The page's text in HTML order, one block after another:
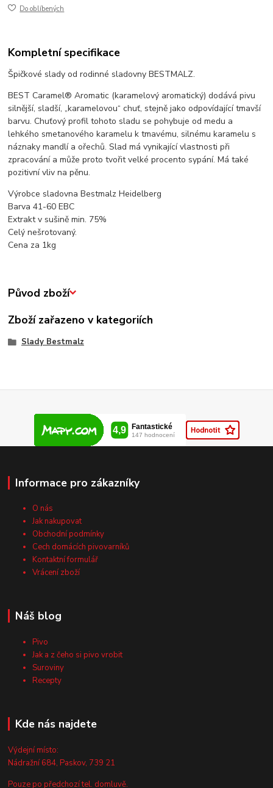
Do oblíbených
Kompletní specifikace
Špičkové slady od rodinné sladovny BESTMALZ.
BEST Caramel® Aromatic (karamelový aromatický) dodává pivu
silnější, sladší, „karamelovou“ chuť, stejně jako odpovídající tmavší
barvu. Chuťový profil tohoto sladu se pohybuje od medu a
lehkého smetanového karamelu k tmavému, silnému karamelu s
náznaky mandlí a ořechů. Slad má vynikající vlastnosti při
zpracování a může proto tvořit velké procento sypání. Má také
pozitivní vliv na pěnu.
Výrobce sladovna Bestmalz Heidelberg
Barva 41-60 EBC
Extrakt v sušině min. 75%
Celý nešrotovaný.
Cena za 1kg
Původ zboží
Zboží zařazeno v kategoriích
Slady Bestmalz
Informace pro zákazníky
O nás
Jak nakupovat
Obchodní podmínky
Cech domácích pivovarníků
Kontaktní formulář
Vrácení zboží
Náš blog
Pivo
Jak a z čeho si pivo vrobit
Suroviny
Recepty
Kde nás najdete
Výdejní místo:
Nádražní 684, Paskov, 739 21
Pouze po předchozí tel. domluvě.